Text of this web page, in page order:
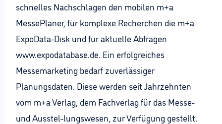
schnelles Nachschlagen den mobilen m+a
MessePlaner, für komplexe Recherchen die m+a
ExpoData-Disk und für aktuelle Abfragen
www.expodatabase.de. Ein erfolgreiches
Messemarketing bedarf zuverlässiger
Planungsdaten. Diese werden seit Jahrzehnten
vom m+a Verlag, dem Fachverlag für das Messe-
und Ausstel-lungswesen, zur Verfügung gestellt.